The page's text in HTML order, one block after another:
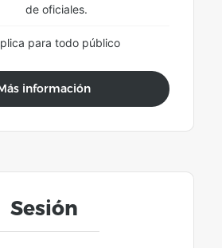
de oficiales.
para todo público
información
Sesión